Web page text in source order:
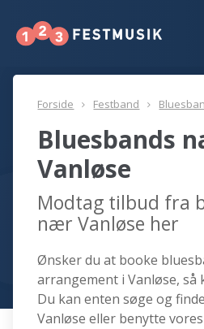
Forside Festband
Bluesbands
Vanløse
Modtag tilbud fra
nær Vanløse her
Ønsker du at booke
arrangement i Vanløse, så
Du kan enten søge og
Vanløse eller benytte